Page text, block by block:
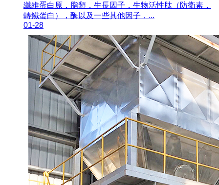
纖維蛋白原，脂類，生長因子，生物活性肽（防衛素，
轉鐵蛋白），酶以及一些其他因子，...
01-28